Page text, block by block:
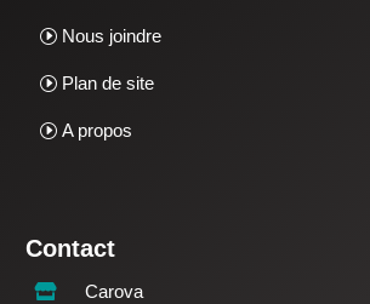
Nous joindre
Plan de site
A propos
Contact
 Carova